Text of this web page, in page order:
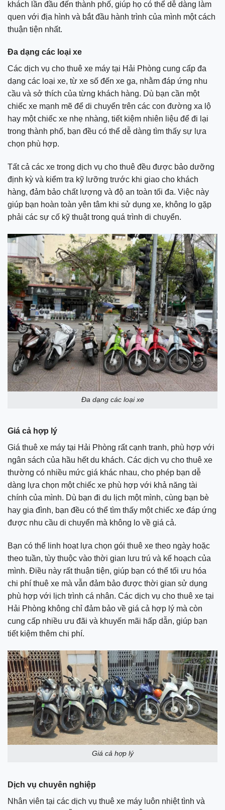
khách lần đầu đến thành phố, giúp họ có thể dễ dàng làm
quen với địa hình và bắt đầu hành trình của mình một cách
thuận tiện nhất.
Đa dạng các loại xe
Các dịch vụ cho thuê xe máy tại Hải Phòng cung cấp đa
dạng các loại xe, từ xe số đến xe ga, nhằm đáp ứng nhu
cầu và sở thích của từng khách hàng. Dù bạn cần một
chiếc xe mạnh mẽ để di chuyển trên các con đường xa lộ
hay một chiếc xe nhẹ nhàng, tiết kiệm nhiên liệu để đi lại
trong thành phố, bạn đều có thể dễ dàng tìm thấy sự lựa
chọn phù hợp.
Tất cả các xe trong dịch vụ cho thuê đều được bảo dưỡng
định kỳ và kiểm tra kỹ lưỡng trước khi giao cho khách
hàng, đảm bảo chất lượng và độ an toàn tối đa. Việc này
giúp bạn hoàn toàn yên tâm khi sử dụng xe, không lo gặp
phải các sự cố kỹ thuật trong quá trình di chuyển.
Đa dạng các loại xe
Giá cả hợp lý
Giá thuê xe máy tại Hải Phòng rất cạnh tranh, phù hợp với
ngân sách của hầu hết du khách. Các dịch vụ cho thuê xe
thường có nhiều mức giá khác nhau, cho phép bạn dễ
dàng lựa chọn một chiếc xe phù hợp với khả năng tài
chính của mình. Dù bạn đi du lịch một mình, cùng bạn bè
hay gia đình, bạn đều có thể tìm thấy một chiếc xe đáp ứng
được nhu cầu di chuyển mà không lo về giá cả.
Bạn có thể linh hoạt lựa chọn gói thuê xe theo ngày hoặc
theo tuần, tùy thuộc vào thời gian lưu trú và kế hoạch của
mình. Điều này rất thuận tiện, giúp bạn có thể tối ưu hóa
chi phí thuê xe mà vẫn đảm bảo được thời gian sử dụng
phù hợp với lịch trình cá nhân. Các dịch vụ cho thuê xe tại
Hải Phòng không chỉ đảm bảo về giá cả hợp lý mà còn
cung cấp nhiều ưu đãi và khuyến mãi hấp dẫn, giúp bạn
tiết kiệm thêm chi phí.
Giá cả hợp lý
Dịch vụ chuyên nghiệp
Nhân viên tại các dịch vụ thuê xe máy luôn nhiệt tình và